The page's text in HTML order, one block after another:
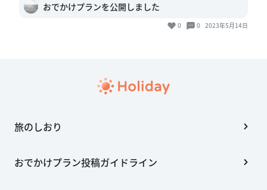
おでかけプランを公開しました
0 0 2023年5月14日
旅のしおり
おでかけプラン投稿ガイドライン